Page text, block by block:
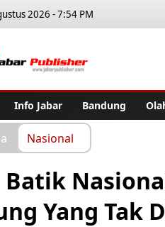
2026 - 7:54 PM
Info Jabar Bandung
Nasional
Batik
Yang Tak